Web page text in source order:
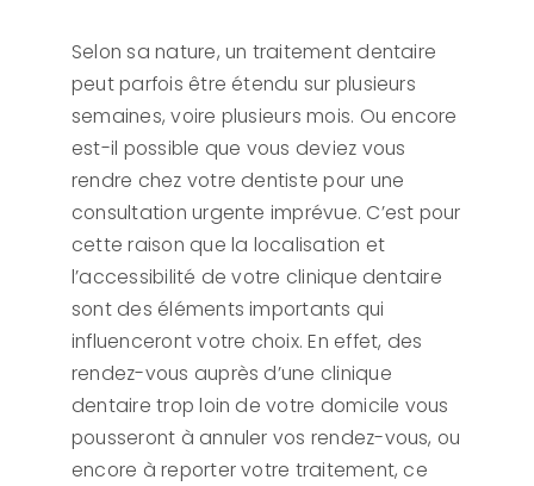
Selon sa nature, un traitement dentaire
peut parfois être étendu sur plusieurs
semaines, voire plusieurs mois. Ou encore
est-il possible que vous deviez vous
rendre chez votre dentiste pour une
consultation urgente imprévue. C’est pour
cette raison que la localisation et
l’accessibilité de votre clinique dentaire
sont des éléments importants qui
influenceront votre choix. En effet, des
rendez-vous auprès d’une clinique
dentaire trop loin de votre domicile vous
pousseront à annuler vos rendez-vous, ou
encore à reporter votre traitement, ce